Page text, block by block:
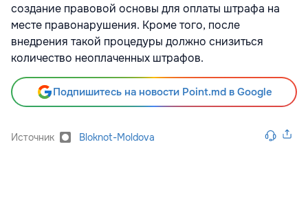
создание правовой основы для оплаты штрафа на
месте правонарушения. Кроме того, после
внедрения такой процедуры должно снизиться
количество неоплаченных штрафов.
Подпишитесь на новости Point.md в Google
Источник Bloknot-Moldova